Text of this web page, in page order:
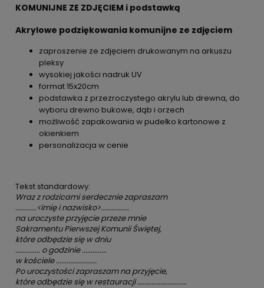
KOMUNIJNE ZE ZDJĘCIEM i podstawką
Akrylowe podziękowania komunijne ze zdjęciem
zaproszenie ze zdjęciem drukowanym na arkuszu
pleksy
wysokiej jakości nadruk UV
format 15x20cm
podstawka z przezroczystego akrylu lub drewna, do
wyboru drewno bukowe, dąb i orzech
możliwość zapakowania w pudełko kartonowe z
okienkiem
personalizacja w cenie
Tekst standardowy:
Wraz z rodzicami serdecznie zapraszam
............<imię i nazwisko>................
na uroczyste przyjęcie przeze mnie
Sakramentu Pierwszej Komunii Świętej,
które odbędzie się w dniu
.............. o godzinie ..............
w kościele .......................
Po uroczystości zapraszam na przyjęcie,
które odbędzie się w restauracji ............................